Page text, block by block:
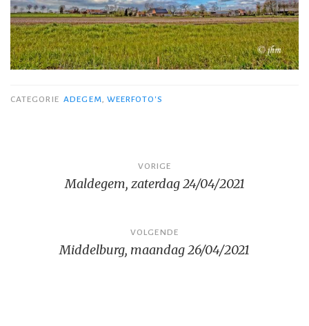
CATEGORIE ADEGEM, WEERFOTO'S
navigatie
VORIGE
Maldegem, zaterdag 24/04/2021
VOLGENDE
Middelburg, maandag 26/04/2021